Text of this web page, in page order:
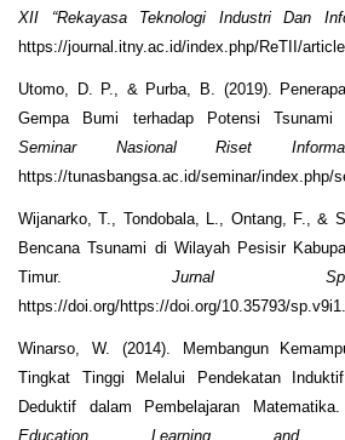
XII “Rekayasa Teknologi Industri Dan
https://journal.itny.ac.id/index.php/ReTII/
Utomo, D. P., & Purba, B. (2019).
Gempa Bumi terhadap Potensi
Seminar Nasional Riset
https://tunasbangsa.ac.id/seminar/index.php/
Wijanarko, T., Tondobala, L., Ontang, F., &
Bencana Tsunami di Wilayah Pesisir
Timur.Jurnal
https://doi.org/https://doi.org/10.35793/
Winarso, W. (2014). Membangun
Tingkat Tinggi Melalui Pendekatan
Deduktif dalam Pembelajaran Matematika.
Education Learning and